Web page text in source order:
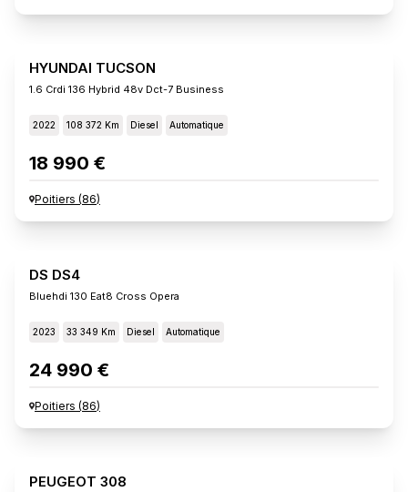
HYUNDAI TUCSON
1.6 Crdi 136 Hybrid 48v Dct-7 Business
2022 108 372 Km Diesel Automatique
18 990 €
Poitiers (86)
DS DS4
Bluehdi 130 Eat8 Cross Opera
2023 33 349 Km Diesel Automatique
24 990 €
Poitiers (86)
PEUGEOT 308